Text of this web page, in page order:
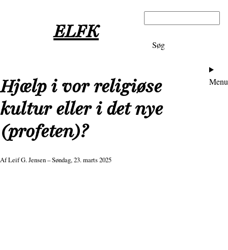
ELFK
Søg
Hjælp i vor religiøse
kultur eller i det nye
(profeten)?
AfLeif G. Jensen– Søndag, 23. marts 2025
Menu